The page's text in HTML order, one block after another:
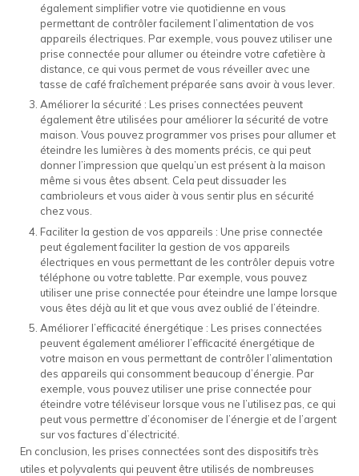
également simplifier votre vie quotidienne en vous
permettant de contrôler facilement l’alimentation de vos
appareils électriques. Par exemple, vous pouvez utiliser une
prise connectée pour allumer ou éteindre votre cafetière à
distance, ce qui vous permet de vous réveiller avec une
tasse de café fraîchement préparée sans avoir à vous lever.
Améliorer la sécurité : Les prises connectées peuvent
également être utilisées pour améliorer la sécurité de votre
maison. Vous pouvez programmer vos prises pour allumer et
éteindre les lumières à des moments précis, ce qui peut
donner l’impression que quelqu’un est présent à la maison
même si vous êtes absent. Cela peut dissuader les
cambrioleurs et vous aider à vous sentir plus en sécurité
chez vous.
Faciliter la gestion de vos appareils : Une prise connectée
peut également faciliter la gestion de vos appareils
électriques en vous permettant de les contrôler depuis votre
téléphone ou votre tablette. Par exemple, vous pouvez
utiliser une prise connectée pour éteindre une lampe lorsque
vous êtes déjà au lit et que vous avez oublié de l’éteindre.
Améliorer l’efficacité énergétique : Les prises connectées
peuvent également améliorer l’efficacité énergétique de
votre maison en vous permettant de contrôler l’alimentation
des appareils qui consomment beaucoup d’énergie. Par
exemple, vous pouvez utiliser une prise connectée pour
éteindre votre téléviseur lorsque vous ne l’utilisez pas, ce qui
peut vous permettre d’économiser de l’énergie et de l’argent
sur vos factures d’électricité.
En conclusion, les prises connectées sont des dispositifs très
utiles et polyvalents qui peuvent être utilisés de nombreuses